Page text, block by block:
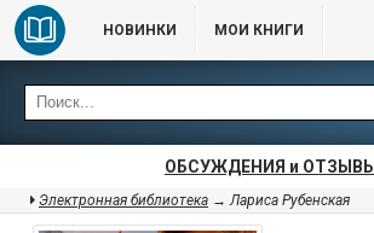
НОВИНКИ МОИ КНИГИ
ОБСУЖДЕНИЯ и ОТЗЫВЫ
Электронная библиотека → Лариса Рубенская